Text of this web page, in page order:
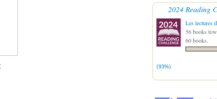
2024 Reading
Les lectures
56 books
60 books.
(93%)